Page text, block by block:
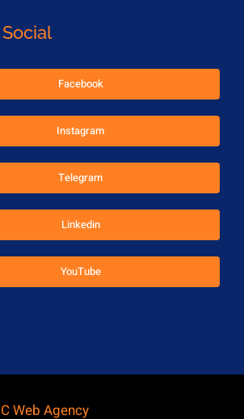
Facebook
Instagram
Telegram
Linkedin
YouTube
Web Agency